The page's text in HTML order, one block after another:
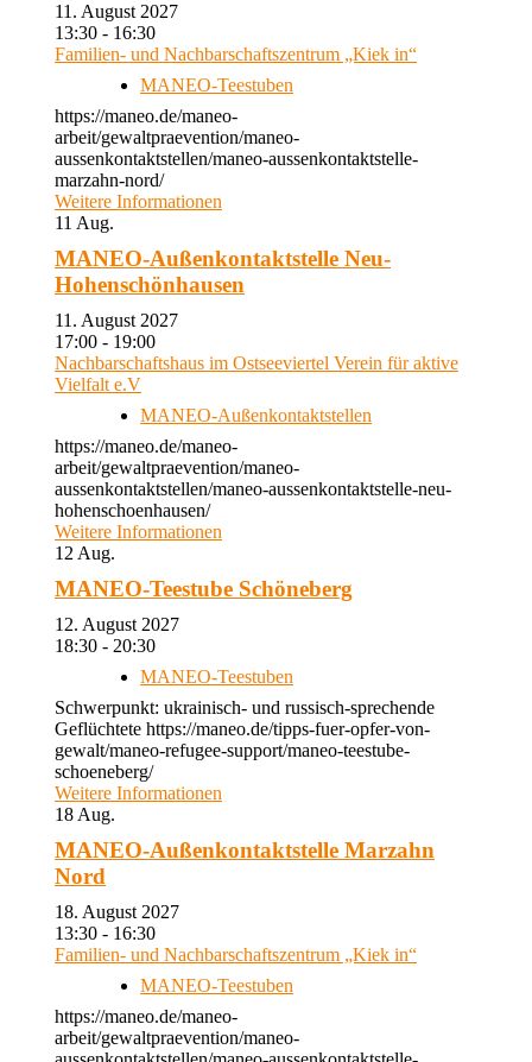
11. August 2027
13:30 - 16:30
Familien- und Nachbarschaftszentrum „Kiek in“
MANEO-Teestuben
https://maneo.de/maneo-
arbeit/gewaltpraevention/maneo-
aussenkontaktstellen/maneo-aussenkontaktstelle-
marzahn-nord/
Weitere Informationen
11 Aug.
MANEO-Außenkontaktstelle Neu-
Hohenschönhausen
11. August 2027
17:00 - 19:00
Nachbarschaftshaus im Ostseeviertel Verein für aktive
Vielfalt e.V
MANEO-Außenkontaktstellen
https://maneo.de/maneo-
arbeit/gewaltpraevention/maneo-
aussenkontaktstellen/maneo-aussenkontaktstelle-neu-
hohenschoenhausen/
Weitere Informationen
12 Aug.
MANEO-Teestube Schöneberg
12. August 2027
18:30 - 20:30
MANEO-Teestuben
Schwerpunkt: ukrainisch- und russisch-sprechende
Geflüchtete https://maneo.de/tipps-fuer-opfer-von-
gewalt/maneo-refugee-support/maneo-teestube-
schoeneberg/
Weitere Informationen
18 Aug.
MANEO-Außenkontaktstelle Marzahn
Nord
18. August 2027
13:30 - 16:30
Familien- und Nachbarschaftszentrum „Kiek in“
MANEO-Teestuben
https://maneo.de/maneo-
arbeit/gewaltpraevention/maneo-